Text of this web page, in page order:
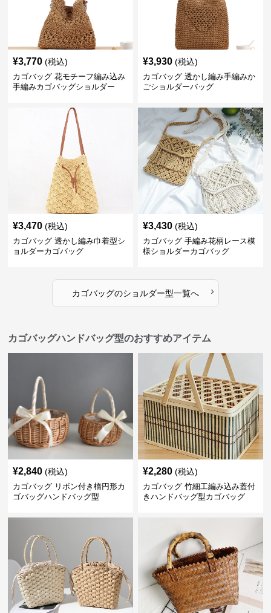
¥3,770 (税込)
カゴバッグ 花モチーフ編み込み
手編みカゴバッグショルダー
¥3,930 (税込)
カゴバッグ 透かし編み手編みか
ごショルダーバッグ
¥3,470 (税込)
カゴバッグ 透かし編み巾着型シ
ョルダーカゴバッグ
¥3,430 (税込)
カゴバッグ 手編み花柄レース模
様ショルダーカゴバッグ
カゴバッグのショルダー型一覧へ ›
カゴバッグハンドバッグ型のおすすめアイテム
¥2,840 (税込)
カゴバッグ リボン付き楕円形カ
ゴバッグハンドバッグ型
¥2,280 (税込)
カゴバッグ 竹細工編み込み蓋付
きハンドバッグ型カゴバッグ